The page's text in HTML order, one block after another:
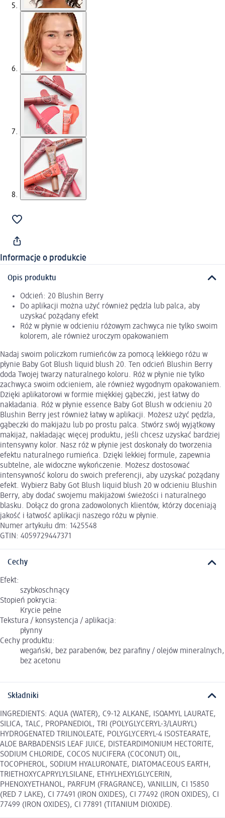
Informacje o produkcie
Opis produktu
Odcień: 20 Blushin Berry
Do aplikacji można użyć również pędzla lub palca, aby
uzyskać pożądany efekt
Róż w płynie w odcieniu różowym zachwyca nie tylko swoim
kolorem, ale również uroczym opakowaniem
Nadaj swoim policzkom rumieńców za pomocą lekkiego różu w
płynie Baby Got Blush liquid blush 20. Ten odcień Blushin Berry
doda Twojej twarzy naturalnego koloru. Róż w płynie nie tylko
zachwyca swoim odcieniem, ale również wygodnym opakowaniem.
Dzięki aplikatorowi w formie miękkiej gąbeczki, jest łatwy do
nakładania. Róż w płynie essence Baby Got Blush w odcieniu 20
Blushin Berry jest również łatwy w aplikacji. Możesz użyć pędzla,
gąbeczki do makijażu lub po prostu palca. Stwórz swój wyjątkowy
makijaż, nakładając więcej produktu, jeśli chcesz uzyskać bardziej
intensywny kolor. Nasz róż w płynie jest doskonały do tworzenia
efektu naturalnego rumieńca. Dzięki lekkiej formule, zapewnia
subtelne, ale widoczne wykończenie. Możesz dostosować
intensywność koloru do swoich preferencji, aby uzyskać pożądany
efekt. Wybierz Baby Got Blush liquid blush 20 w odcieniu Blushin
Berry, aby dodać swojemu makijażowi świeżości i naturalnego
blasku. Dołącz do grona zadowolonych klientów, którzy doceniają
jakość i łatwość aplikacji naszego różu w płynie.
Numer artykułu dm: 1425548
GTIN: 4059729447371
Cechy
Efekt:
szybkoschnący
Stopień pokrycia:
Krycie pełne
Tekstura / konsystencja / aplikacja:
płynny
Cechy produktu:
wegański, bez parabenów, bez parafiny / olejów mineralnych,
bez acetonu
Składniki
INGREDIENTS: AQUA (WATER), C9-12 ALKANE, ISOAMYL LAURATE,
SILICA, TALC, PROPANEDIOL, TRI (POLYGLYCERYL-3/LAURYL)
HYDROGENATED TRILINOLEATE, POLYGLYCERYL-4 ISOSTEARATE,
ALOE BARBADENSIS LEAF JUICE, DISTEARDIMONIUM HECTORITE,
SODIUM CHLORIDE, COCOS NUCIFERA (COCONUT) OIL,
TOCOPHEROL, SODIUM HYALURONATE, DIATOMACEOUS EARTH,
TRIETHOXYCAPRYLYLSILANE, ETHYLHEXYLGLYCERIN,
PHENOXYETHANOL, PARFUM (FRAGRANCE), VANILLIN, CI 15850
(RED 7 LAKE), CI 77491 (IRON OXIDES), CI 77492 (IRON OXIDES), CI
77499 (IRON OXIDES), CI 77891 (TITANIUM DIOXIDE).